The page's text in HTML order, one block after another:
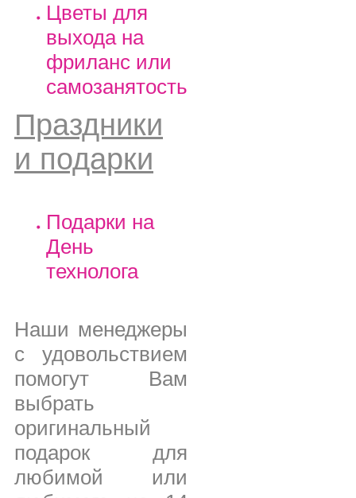
Цветы для
выхода на
фриланс или
самозанятость
Праздники
и подарки
Подарки на
День
технолога
Наши менеджеры
с удовольствием
помогут Вам
выбрать
оригинальный
подарок для
любимой или